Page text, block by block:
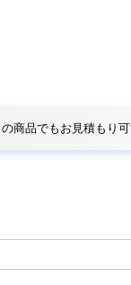
商品でもお見積もり可